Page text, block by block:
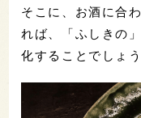
そこに、お酒に合
れば、「ふしきの
化することでしょう